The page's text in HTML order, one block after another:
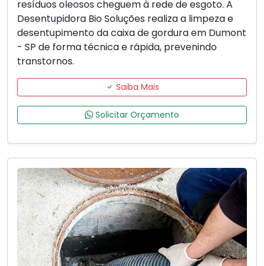
resíduos oleosos cheguem à rede de esgoto. A
Desentupidora Bio Soluções realiza a limpeza e
desentupimento da caixa de gordura em Dumont
- SP de forma técnica e rápida, prevenindo
transtornos.
Saiba Mais
Solicitar Orçamento